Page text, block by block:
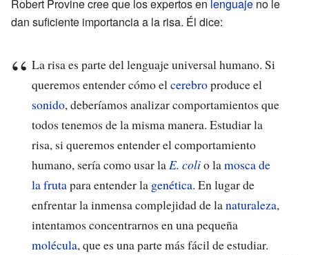
Robert Provine cree que los expertos en lenguaje no le
dan suficiente importancia a la risa. Él dice:
La risa es parte del lenguaje universal humano. Si
queremos entender cómo el cerebroproduce el
sonido, deberíamos analizar comportamientos que
todos tenemos de la misma manera. Estudiar la
risa, si queremos entender el comportamiento
humano, sería como usar la E. colio lamosca de
la frutapara entender la genética. En lugar de
enfrentar la inmensa complejidad de lanaturaleza,
intentamos concentrarnos en una pequeña
molécula, que es una parte más fácil de estudiar.